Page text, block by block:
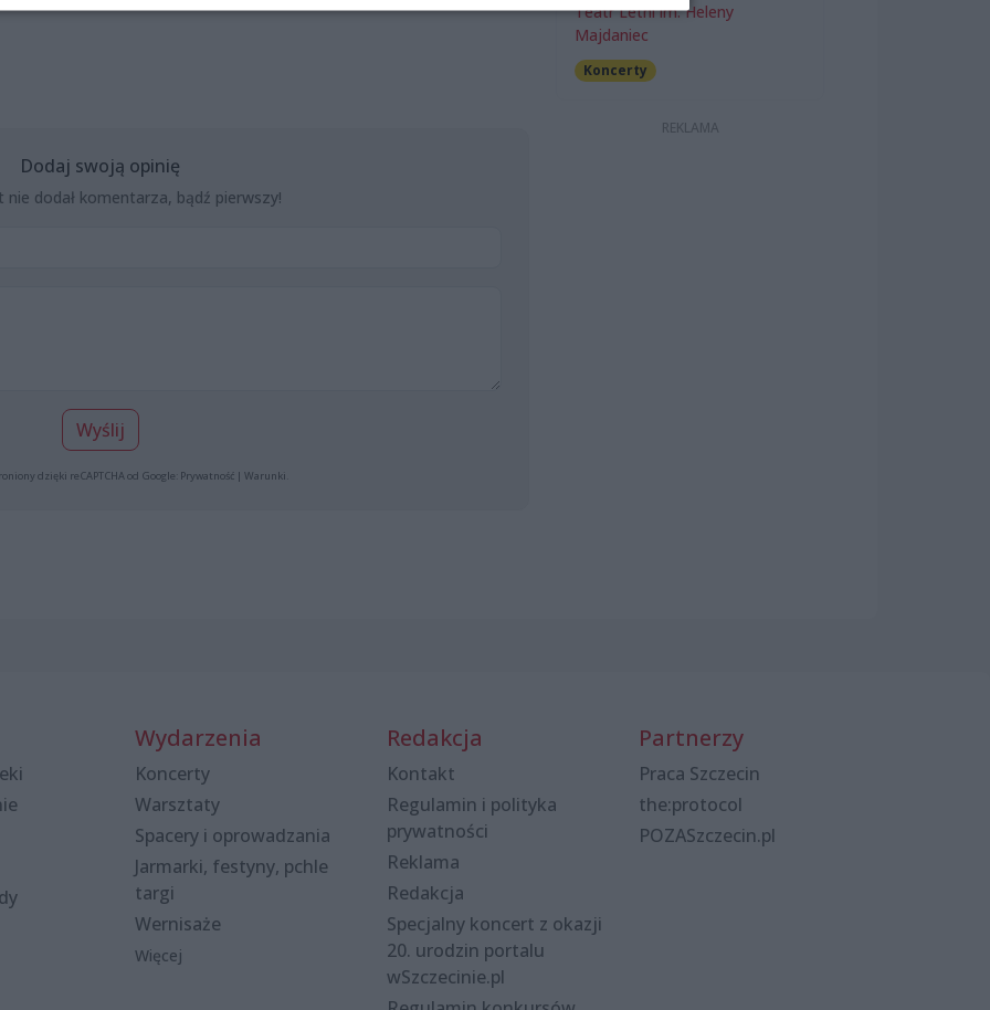
Dodaj swoją opinię
nie dodał komentarza, bądź pierwszy!
Wyślij
dzięki reCAPTCHA od Google: Prywatność| Warunki
Teatr Letni im. Heleny
Majdaniec
Koncerty
Wydarzenia
Koncerty
Warsztaty
Spacery i oprowadzania
Jarmarki, festyny, pchle
targi
Wernisaże
Więcej
Redakcja
Kontakt
Regulamin i polityka
prywatności
Reklama
Redakcja
Specjalny koncert z okazji
20. urodzin portalu
wSzczecinie.pl
Partnerzy
Praca Szczecin
the:protocol
POZASzczecin.pl